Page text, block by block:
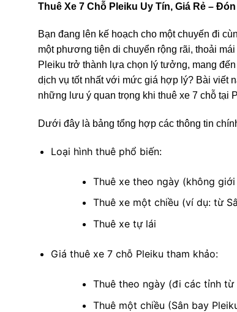
Thuê Xe 7 Chỗ Pleiku Uy Tín, Giá Rẻ –
Bạn đang lên kế hoạch cho một chuyến đi
một phương tiện di chuyển rộng rãi, thoải
Pleiku trở thành lựa chọn lý tưởng, mang
dịch vụ tốt nhất với mức giá hợp lý? Bài viết
những lưu ý quan trọng khi thuê xe 7 chỗ tại
Dưới đây là bảng tổng hợp các thông tin
Loại hình thuê phổ biến:
Thuê xe theo ngày (không
Thuê xe một chiều (ví dụ: từ
Thuê xe tự lái
Giá thuê xe 7 chỗ Pleiku tham khảo:
Thuê theo ngày (đi các tỉnh từ
Thuê một chiều (Sân bay